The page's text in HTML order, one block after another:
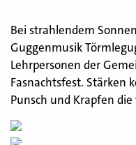
Bei strahlendem
Guggenmusik
Lehrpersonen der
Fasnachtsfest. Stärken
Punsch und Krapfen